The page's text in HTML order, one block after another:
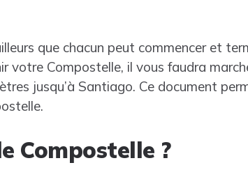
que chacun peut commencer et
votre Compostelle, il vous faudra
jusqu’à Santiago. Ce document
Compostelle ?